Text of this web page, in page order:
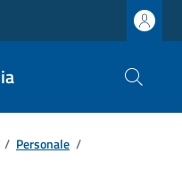
/ Personale /